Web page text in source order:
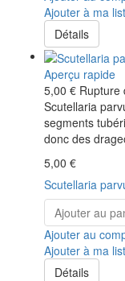
Ajouter à ma
Détails
Aperçu rapide
5,00 € Rupture
Scutellaria
segments
donc des
5,00 €
Scutellaria
Ajouter au
Ajouter au
Ajouter à ma
Détails